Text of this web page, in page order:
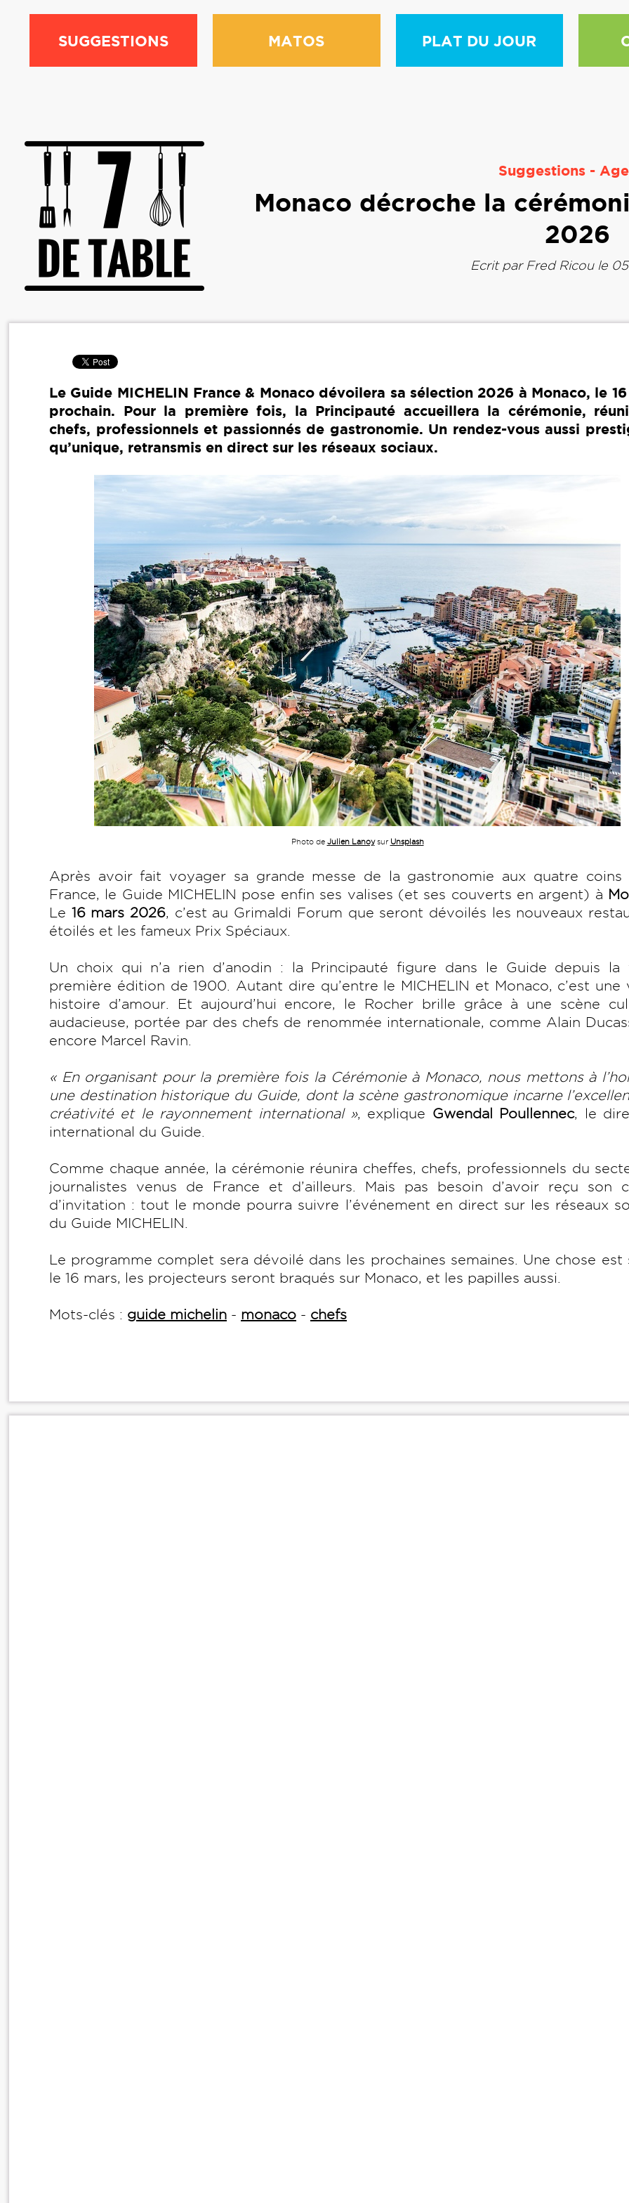
SUGGESTIONS MATOS PLAT DU JOUR
Suggestions -
Monaco décroche la
2026
Ecrit par Fred Ricoule
Le Guide MICHELIN France & Monaco dévoilera sa sélection 2026 à Monaco, le
prochain. Pour la première fois, la Principauté accueillera la cérémonie,
chefs, professionnels et passionnés de gastronomie. Un rendez-vous aussi
qu’unique, retransmis en direct sur les réseaux sociaux.
Photo de Julien Lanoysur Unsplash
Après avoir fait voyager sa grande messe de la gastronomie aux quatre coins
France, le Guide MICHELIN pose enfin ses valises (et ses couverts en argent) à
Le 16 mars 2026, c’est au Grimaldi Forum que seront dévoilés les nouveaux
étoilés et les fameux Prix Spéciaux.
Un choix qui n’a rien d’anodin : la Principauté figure dans le Guide depuis la
première édition de 1900. Autant dire qu’entre le MICHELIN et Monaco, c’est une
histoire d’amour. Et aujourd’hui encore, le Rocher brille grâce à une scène
audacieuse, portée par des chefs de renommée internationale, comme Alain
encore Marcel Ravin.
« En organisant pour la première fois la Cérémonie à Monaco, nous mettons à
une destination historique du Guide, dont la scène gastronomique incarne
créativité et le rayonnement international », explique Gwendal Poullennec, le
international du Guide.
Comme chaque année, la cérémonie réunira cheffes, chefs, professionnels du
journalistes venus de France et d’ailleurs. Mais pas besoin d’avoir reçu son
d’invitation : tout le monde pourra suivre l’événement en direct sur les réseaux
du Guide MICHELIN.
Le programme complet sera dévoilé dans les prochaines semaines. Une chose est
le 16 mars, les projecteurs seront braqués sur Monaco, et les papilles aussi.
Mots-clés : guide michelin - monaco - chefs